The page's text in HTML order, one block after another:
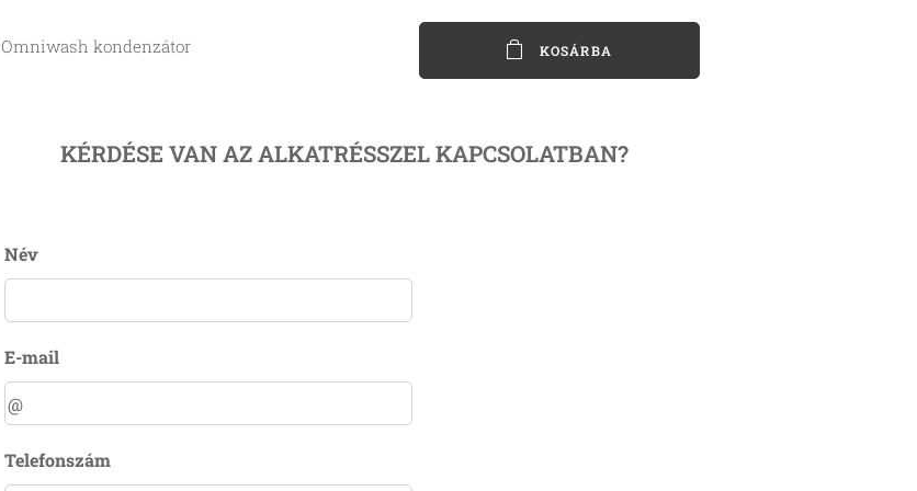
Omniwash kondenzátor KOSÁRBA
KÉRDÉSE VAN AZ ALKATRÉSSZELKAPCSOLATBAN?
Név
E-mail
Telefonszám